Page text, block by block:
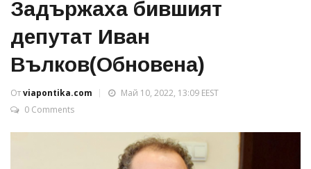
Задържаха бившият
депутат Иван
Вълков(Обновена)
Отviapontika.com
Май 10, 2022, 13:09 EEST
0 Comments